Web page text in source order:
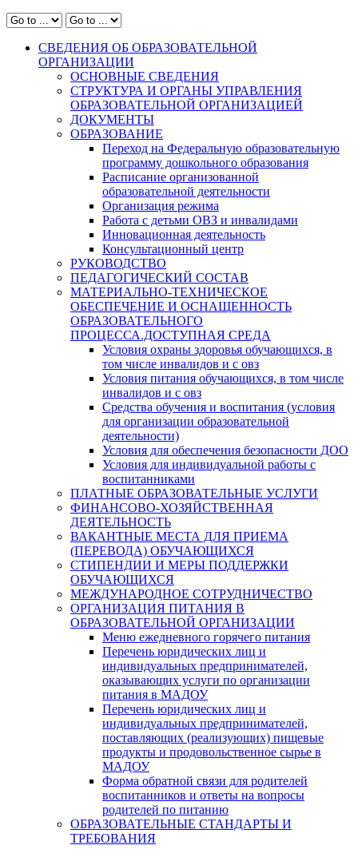
СВЕДЕНИЯ ОБ ОБРАЗОВАТЕЛЬНОЙ
ОРГАНИЗАЦИИ
ОСНОВНЫЕ СВЕДЕНИЯ
СТРУКТУРА И ОРГАНЫ УПРАВЛЕНИЯ
ОБРАЗОВАТЕЛЬНОЙ ОРГАНИЗАЦИЕЙ
ДОКУМЕНТЫ
ОБРАЗОВАНИЕ
Переход на Федеральную образовательную
программу дошкольного образования
Расписание организованной
образовательной деятельности
Организация режима
Работа с детьми ОВЗ и инвалидами
Инновационная деятельность
Консультационный центр
РУКОВОДСТВО
ПЕДАГОГИЧЕСКИЙ СОСТАВ
МАТЕРИАЛЬНО-ТЕХНИЧЕСКОЕ
ОБЕСПЕЧЕНИЕ И ОСНАЩЕННОСТЬ
ОБРАЗОВАТЕЛЬНОГО
ПРОЦЕССА.ДОСТУПНАЯ СРЕДА
Условия охраны здоровья обучающихся, в
том числе инвалидов и с овз
Условия питания обучающихся, в том числе
инвалидов и с овз
Средства обучения и воспитания (условия
для организации образовательной
деятельности)
Условия для обеспечения безопасности ДОО
Условия для индивидуальной работы с
воспитанниками
ПЛАТНЫЕ ОБРАЗОВАТЕЛЬНЫЕ УСЛУГИ
ФИНАНСОВО-ХОЗЯЙСТВЕННАЯ
ДЕЯТЕЛЬНОСТЬ
ВАКАНТНЫЕ МЕСТА ДЛЯ ПРИЕМА
(ПЕРЕВОДА) ОБУЧАЮЩИХСЯ
СТИПЕНДИИ И МЕРЫ ПОДДЕРЖКИ
ОБУЧАЮЩИХСЯ
МЕЖДУНАРОДНОЕ СОТРУДНИЧЕСТВО
ОРГАНИЗАЦИЯ ПИТАНИЯ В
ОБРАЗОВАТЕЛЬНОЙ ОРГАНИЗАЦИИ
Меню ежедневного горячего питания
Перечень юридических лиц и
индивидуальных предпринимателей,
оказывающих услуги по организации
питания в МАДОУ
Перечень юридических лиц и
индивидуальных предпринимателей,
поставляющих (реализующих) пищевые
продукты и продовольственное сырье в
МАДОУ
Форма обратной связи для родителей
воспитанников и ответы на вопросы
родителей по питанию
ОБРАЗОВАТЕЛЬНЫЕ СТАНДАРТЫ И
ТРЕБОВАНИЯ